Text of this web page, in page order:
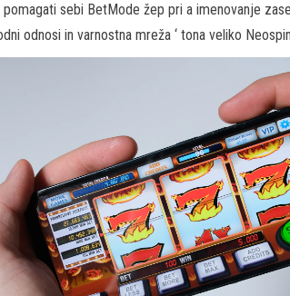
sebi BetMode žep pri a imenovanje
odnosi in varnostna mreža ‘ tona veliko